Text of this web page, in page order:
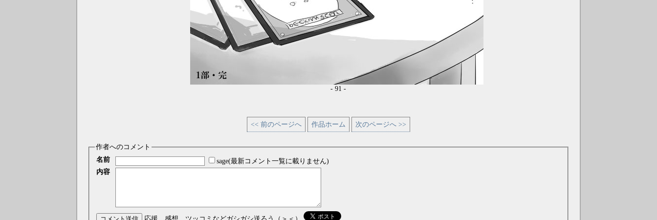
- 91 -
<< 前のページへ 作品ホーム 次のページへ >>
作者へのコメント
名前
sage(最新コメント一覧に載りません)
内容